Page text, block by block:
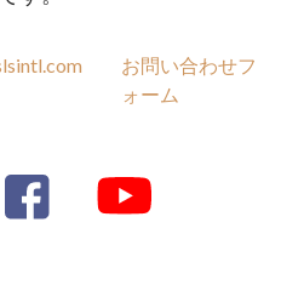
お問い合わせフ
ォーム